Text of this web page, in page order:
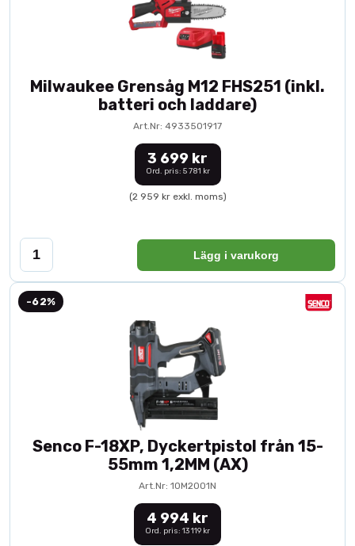
Milwaukee Grensåg M12 FHS251 (inkl.
batteri och laddare)
Art.Nr: 4933501917
3 699 kr
Ord. pris: 5 781 kr
(2 959 kr exkl. moms)
Lägg i varukorg
-62%
Senco F-18XP, Dyckertpistol från 15-
55mm 1,2MM (AX)
Art.Nr: 10M2001N
4 994 kr
Ord. pris: 13 119 kr